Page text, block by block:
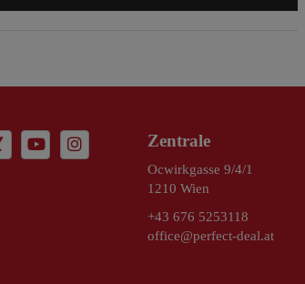
Zentrale
Ocwirkgasse 9/4/1
1210 Wien
+43 676 5253118
office@perfect-deal.at